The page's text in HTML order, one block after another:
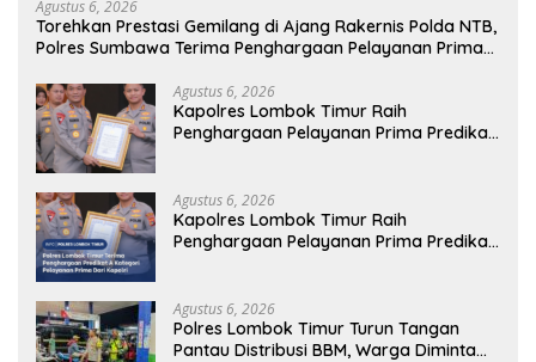
Agustus 6, 2026
Torehkan Prestasi Gemilang di Ajang Rakernis Polda NTB,
Polres Sumbawa Terima Penghargaan Pelayanan Prima
Agustus 6, 2026
Kapolres Lombok Timur Raih
Penghargaan Pelayanan Prima Predikat
Agustus 6, 2026
Kapolres Lombok Timur Raih
Penghargaan Pelayanan Prima Predikat
Agustus 6, 2026
Polres Lombok Timur Turun Tangan
Pantau Distribusi BBM, Warga Diminta